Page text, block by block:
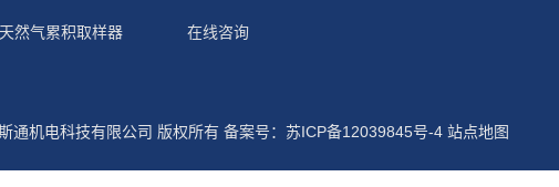
然气累积取样器 在线咨询
通机电科技有限公司 版权所有 备案号：苏ICP备12039845号-4 站点地图